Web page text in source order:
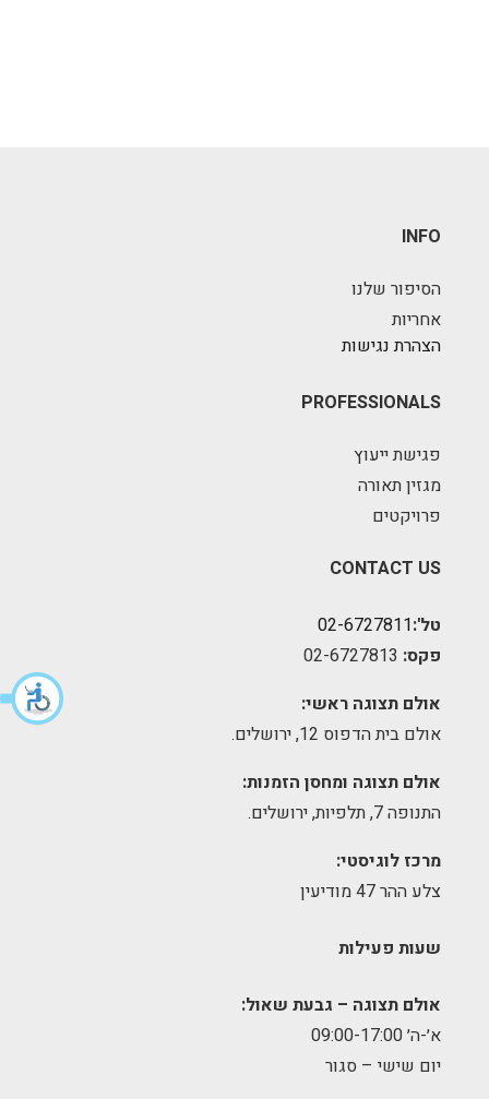
INFO
הסיפור שלנו
אחריות
הצהרת נגישות
PROFESSIONALS
פגישת ייעוץ
מגזין תאורה
פרויקטים
CONTACT US
טל':02-6727811
פקס:
אולם תצוגה ראשי:
אולם בית הדפוס 12, ירושלים.
אולם תצוגה ומחסן הזמנות:
התנופה 7, תלפיות, ירושלים.
מרכז לוגיסטי:
צלע ההר 47 מודיעין
שעות פעילות
אולם תצוגה – גבעת שאול:
א׳-ה׳ 09:00-17:00
יום שישי – סגור